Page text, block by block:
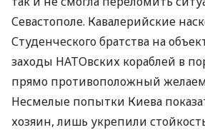
Севастополе. Кавалерийские
Студенческого братства на
заходы НАТОвских кораблей в
прямо противоположный
Несмелые попытки Киева
хозяин, лишь укрепили